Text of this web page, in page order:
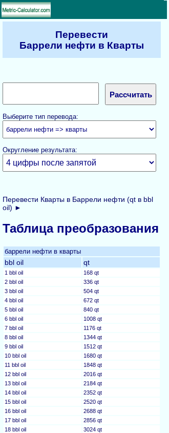
Перевести
Баррели нефти в Кварты
Выберите тип перевода:
Округление результата:
Перевести Кварты в Баррели нефти (qt в bbl
oil) ►
Таблица преобразования
баррели нефти в кварты
bbl oil qt
1 bbl oil
168 qt
2 bbl oil
336 qt
3 bbl oil
504 qt
4 bbl oil
672 qt
5 bbl oil
840 qt
6 bbl oil
1008 qt
7 bbl oil
1176 qt
8 bbl oil
1344 qt
9 bbl oil
1512 qt
10 bbl oil
1680 qt
11 bbl oil
1848 qt
12 bbl oil
2016 qt
13 bbl oil
2184 qt
14 bbl oil
2352 qt
15 bbl oil
2520 qt
16 bbl oil
2688 qt
17 bbl oil
2856 qt
18 bbl oil
3024 qt